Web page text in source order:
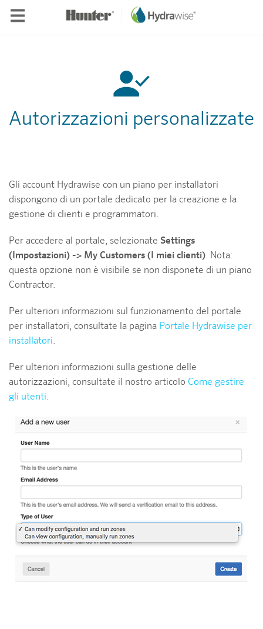
Autorizzazioni personalizzate
Gli account Hydrawise con un piano per installatori
dispongono di un portale dedicato per la creazione e la
gestione di clienti e programmatori.
Per accedere al portale, selezionate Settings
(Impostazioni) -> My Customers (I miei clienti). Nota:
questa opzione non è visibile se non disponete di un piano
Contractor.
Per ulteriori informazioni sul funzionamento del portale
per installatori, consultate la pagina Portale Hydrawise per
installatori.
Per ulteriori informazioni sulla gestione delle
autorizzazioni, consultate il nostro articolo Come gestire
gli utenti.